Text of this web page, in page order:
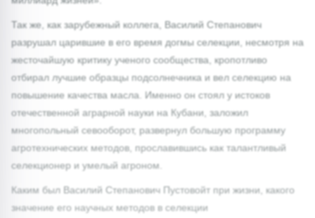
Так же, как зарубежный коллега, Василий Степанович
разрушал царившие в его время догмы селекции, несмотря на
жесточайшую критику ученого сообщества, кропотливо
отбирал лучшие образцы подсолнечника и вел селекцию на
повышение качества масла. Именно он стоял у истоков
отечественной аграрной науки на Кубани, заложил
многопольный севооборот, развернул большую программу
агротехнических методов, прославившись как талантливый
селекционер и умелый агроном.
Каким был Василий Степанович Пустовойт при жизни, какого
значение его научных методов в селекции